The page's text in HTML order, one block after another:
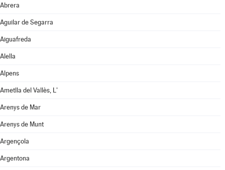
Abrera
Aguilar de Segarra
Aiguafreda
Alella
Alpens
Ametlla del Vallès, L'
Arenys de Mar
Arenys de Munt
Argençola
Argentona